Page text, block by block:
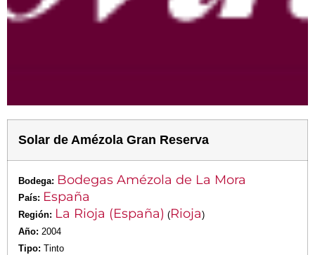
Solar de Amézola Gran Reserva
Bodega: Bodegas Amézola de La Mora
País: España
Región: La Rioja (España) (Rioja)
Año: 2004
Tipo: Tinto